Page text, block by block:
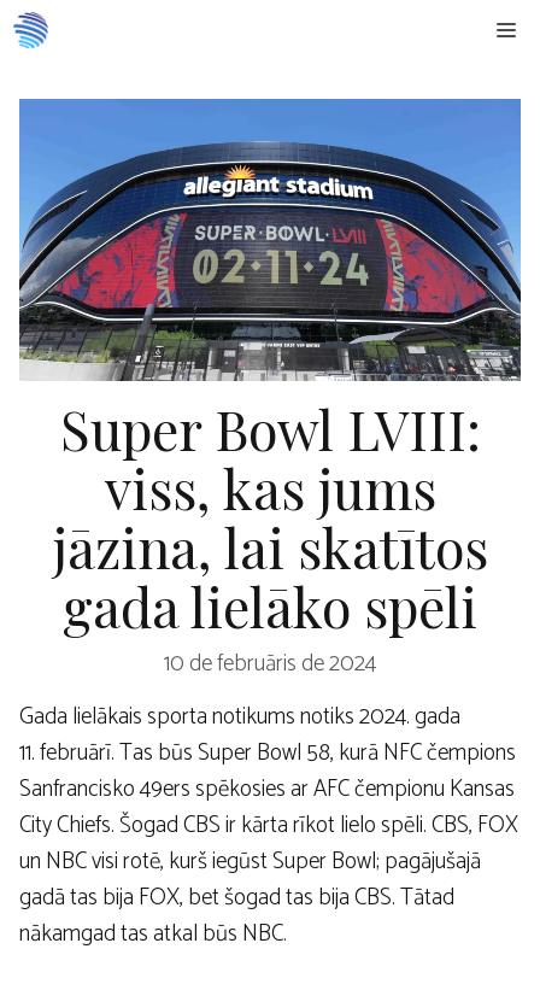
Doties
uz
Super Bowl LVIII:
viss, kas jums
jāzina, lai skatītos
gada lielāko spēli
10 de februāris de 2024
Gada lielākais sporta notikums notiks 2024. gada
11. februārī. Tas būs Super Bowl 58, kurā NFC čempions
Sanfrancisko 49ers spēkosies ar AFC čempionu Kansas
City Chiefs. Šogad CBS ir kārta rīkot lielo spēli. CBS, FOX
un NBC visi rotē, kurš iegūst Super Bowl; pagājušajā
gadā tas bija FOX, bet šogad tas bija CBS. Tātad
nākamgad tas atkal būs NBC.